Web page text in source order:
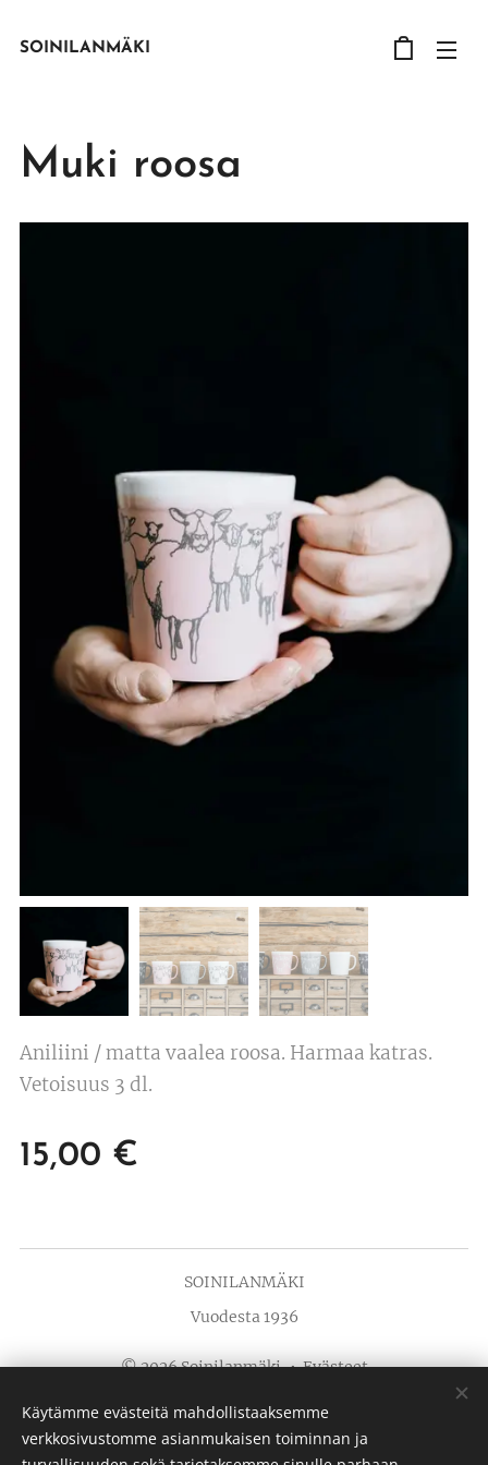
SOINILANMÄKI
Muki roosa
Aniliini / matta vaalea roosa. Harmaa katras.
Vetoisuus 3 dl.
15,00 €
SOINILANMÄKI
Vuodesta 1936
© 2026 Soinilanmäki Evästeet
Kielet
Suomi
English
Käytämme evästeitä mahdollistaaksemme
verkkosivustomme asianmukaisen toiminnan ja